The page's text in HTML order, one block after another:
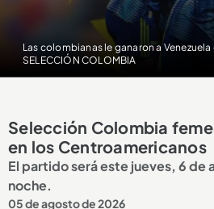
Las colombianas le ganaron a
SELECCIÓN COLOMBIA
Selección Colombia
en los Centroamericanos
El partido será este jueves, 6 de
noche.
05 de agosto de 2026